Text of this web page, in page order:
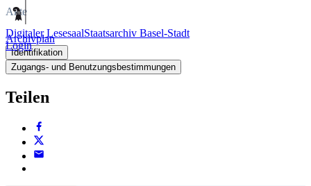
Digitaler LesesaalStaatsarchiv Basel-Stadt
Login
Akte
Archivplan
Identifikation
Zugangs- und Benutzungsbestimmungen
Teilen